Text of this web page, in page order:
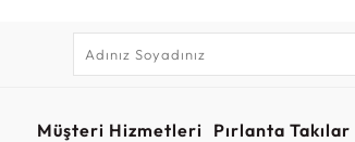
Müşteri Hizmetleri Pırlanta Takılar